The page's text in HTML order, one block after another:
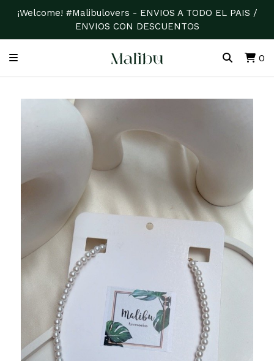
¡Welcome! #Malibulovers - ENVIOS A TODO EL PAIS /
ENVIOS CON DESCUENTOS
0